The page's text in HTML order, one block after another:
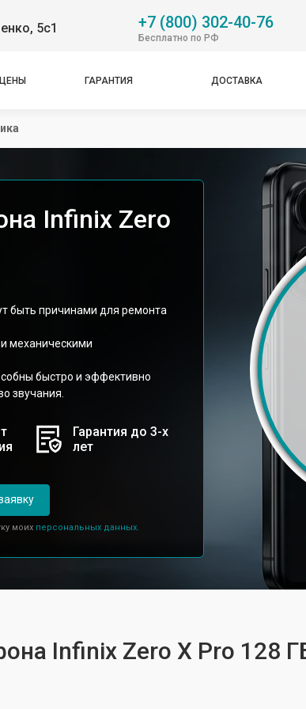
5с1 +7 (800) 302-40-76
Бесплатно по РФ
ЦЕНЫ ГАРАНТИЯ ДОСТАВКА
Infinix Zero
быть причинами для ремонта
механическими
быстро и эффективно
звучания.
Гарантия до 3-х
лет
моих персональных данных.
Infinix Zero X Pro 128